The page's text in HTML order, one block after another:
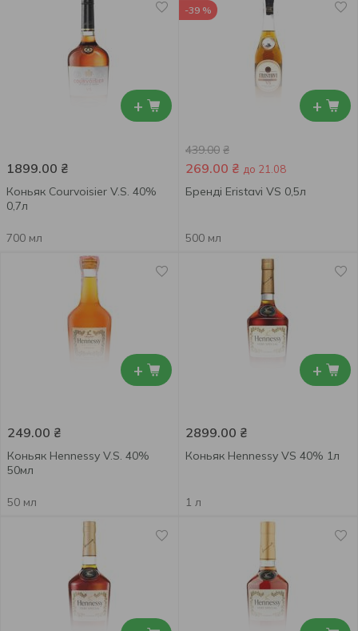
+
1899.00 ₴
Коньяк Courvoisier V.S. 40%
0,7л
700 мл
+
-39 %
439.00 ₴
269.00 ₴ до 21.08
Бренді Eristavi VS 0,5л
500 мл
+
249.00 ₴
Коньяк Hennessy V.S. 40%
50мл
50 мл
+
2899.00 ₴
Коньяк Hennessy VS 40% 1л
1 л